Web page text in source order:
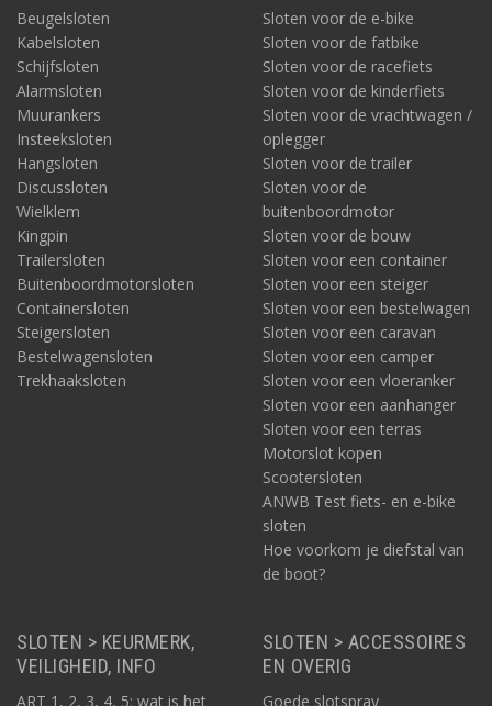
Beugelsloten
Kabelsloten
Schijfsloten
Alarmsloten
Muurankers
Insteeksloten
Hangsloten
Discussloten
Wielklem
Kingpin
Trailersloten
Buitenboordmotorsloten
Containersloten
Steigersloten
Bestelwagensloten
Trekhaaksloten
Sloten voor de e-bike
Sloten voor de fatbike
Sloten voor de racefiets
Sloten voor de kinderfiets
Sloten voor de vrachtwagen /
oplegger
Sloten voor de trailer
Sloten voor de
buitenboordmotor
Sloten voor de bouw
Sloten voor een container
Sloten voor een steiger
Sloten voor een bestelwagen
Sloten voor een caravan
Sloten voor een camper
Sloten voor een vloeranker
Sloten voor een aanhanger
Sloten voor een terras
Motorslot kopen
Scootersloten
ANWB Test fiets- en e-bike
sloten
Hoe voorkom je diefstal van
de boot?
SLOTEN > KEURMERK,
VEILIGHEID, INFO
ART 1, 2, 3, 4, 5: wat is het
SLOTEN > ACCESSOIRES
EN OVERIG
Goede slotspray